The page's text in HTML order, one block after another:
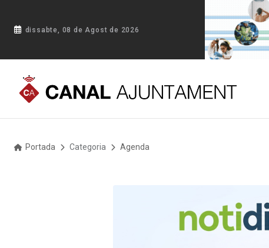
dissabte, 08 de Agost de 2026
Portada Categoria Agenda